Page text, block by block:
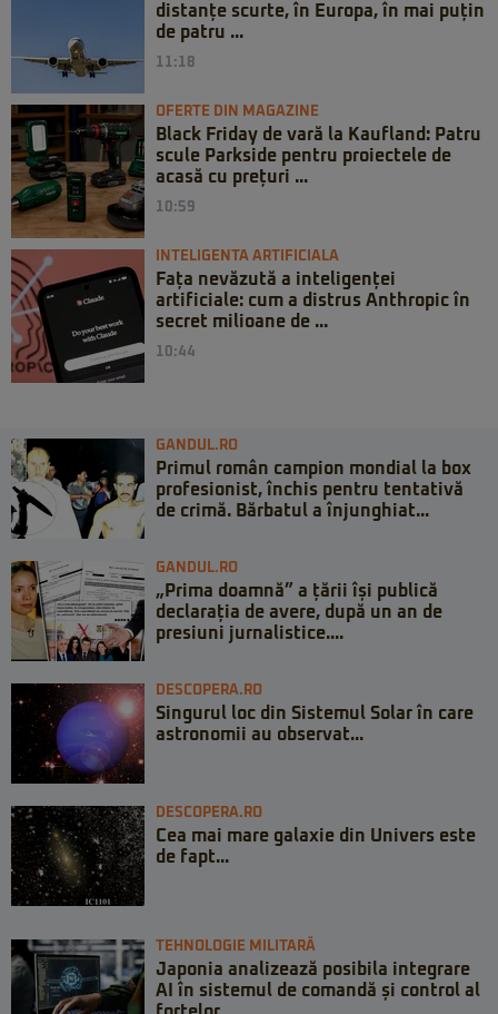
distanțe scurte, în Europa, în mai puțin
de patru ...
11:18
OFERTE DIN MAGAZINE
Black Friday de vară la Kaufland: Patru
scule Parkside pentru proiectele de
acasă cu prețuri ...
10:59
INTELIGENTA ARTIFICIALA
Fața nevăzută a inteligenței
artificiale: cum a distrus Anthropic în
secret milioane de ...
10:44
GANDUL.RO
Primul român campion mondial la box
profesionist, închis pentru tentativă
de crimă. Bărbatul a înjunghiat...
GANDUL.RO
„Prima doamnă” a țării își publică
declarația de avere, după un an de
presiuni jurnalistice....
DESCOPERA.RO
Singurul loc din Sistemul Solar în care
astronomii au observat...
DESCOPERA.RO
Cea mai mare galaxie din Univers este
de fapt...
TEHNOLOGIE MILITARĂ
Japonia analizează posibila integrare
AI în sistemul de comandă și control al